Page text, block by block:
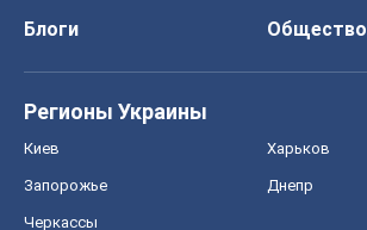
Блоги
Общество
Регионы Украины
Киев Харьков
Запорожье Днепр
Черкассы